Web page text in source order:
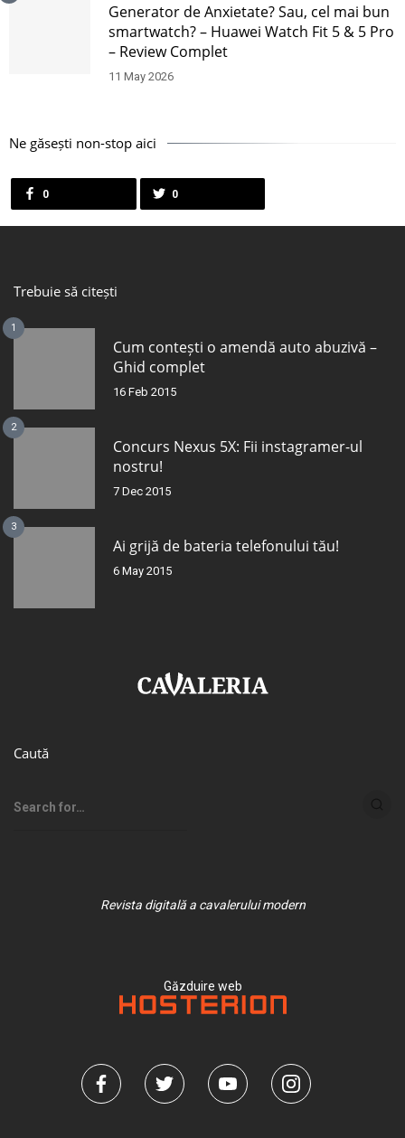
Generator de Anxietate? Sau, cel mai bun
smartwatch? – Huawei Watch Fit 5 & 5 Pro
– Review Complet
11 May 2026
Ne găsești non-stop aici
0 0
Trebuie să citești
1
Cum contești o amendă auto abuzivă –
Ghid complet
16 Feb 2015
2
Concurs Nexus 5X: Fii instagramer-ul
nostru!
7 Dec 2015
3
Ai grijă de bateria telefonului tău!
6 May 2015
Caută
Revista digitală a cavalerului modern
Găzduire web